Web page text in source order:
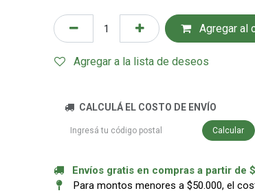
Agregar al
Agregar a la lista de deseos
CALCULÁ EL COSTO DE ENVÍO
Calcular
Envíos gratis en compras a partir de
Para montos menores a $50.000, el